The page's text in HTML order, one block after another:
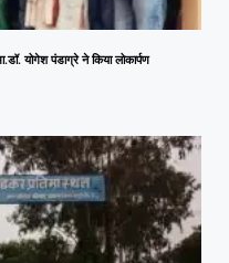
योगेश पंडाग्रे ने किया लोकार्पण